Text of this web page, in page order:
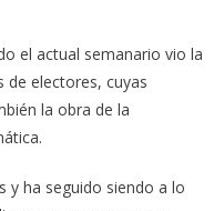
el actual semanario vio la
de electores, cuyas
la obra de la
y ha seguido siendo a lo